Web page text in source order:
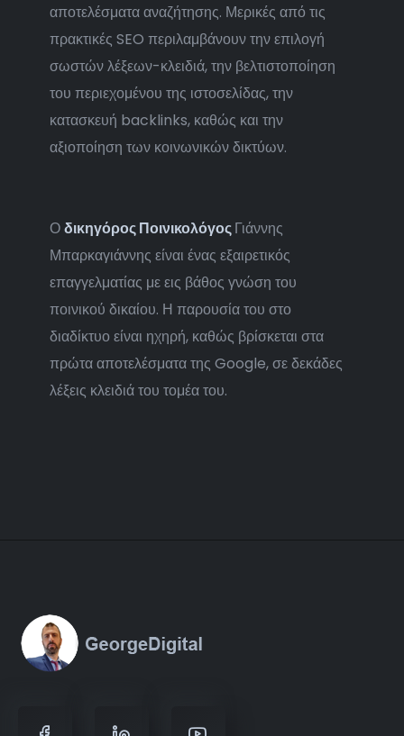
αποτελέσματα αναζήτησης. Μερικές από τις
πρακτικές SEO περιλαμβάνουν την επιλογή
σωστών λέξεων-κλειδιά, την βελτιστοποίηση
του περιεχομένου της ιστοσελίδας, την
κατασκευή backlinks, καθώς και την
αξιοποίηση των κοινωνικών δικτύων.
Οδικηγόρος ΠοινικολόγοςΓιάννης
Μπαρκαγιάννης είναι ένας εξαιρετικός
επαγγελματίας με εις βάθος γνώση του
ποινικού δικαίου. Η παρουσία του στο
διαδίκτυο είναι ηχηρή, καθώς βρίσκεται στα
πρώτα αποτελέσματα της Google, σε δεκάδες
λέξεις κλειδιά του τομέα του.